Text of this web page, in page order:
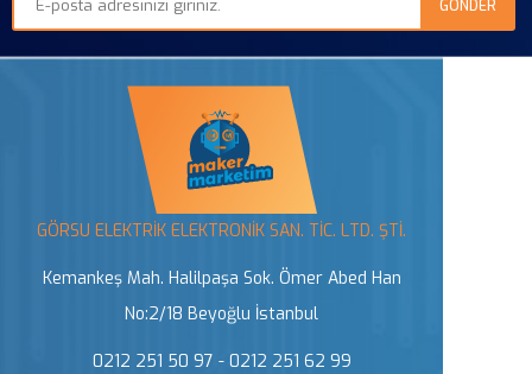
GÖRSU ELEKTRİK ELEKTRONİK SAN. TİC. LTD. ŞTİ.
Kemankeş Mah. Halilpaşa Sok. Ömer Abed Han
No:2/18 Beyoğlu İstanbul
0212 251 50 97 - 0212 251 62 99